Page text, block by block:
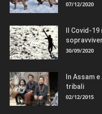
07/12/2020
Il Covid-
30/09/2020
In Assam
tribali
02/12/2015